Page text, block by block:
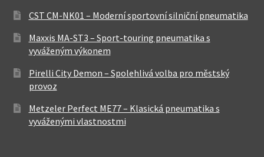
CST CM-NK01 – Moderní sportovní silniční pneumatika
Maxxis MA-ST3 – Sport-touring pneumatika s
vyváženým výkonem
Pirelli City Demon – Spolehlivá volba pro městský
provoz
Metzeler Perfect ME77 – Klasická pneumatika s
vyváženými vlastnostmi